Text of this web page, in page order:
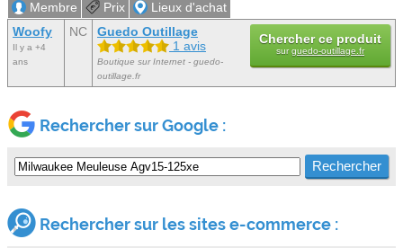
Membre Prix
Lieux d'achat
Woofy
Il y a +4
ans
NC
Guedo Outillage
1 avis
Boutique sur Internet - guedo-
outillage.fr
Chercher ce produit
surguedo-outillage.fr
Rechercher sur Google :
Rechercher sur les sites e-commerce :